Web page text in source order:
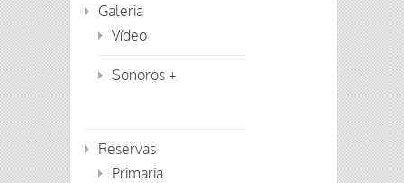
Galeria
Vídeo
Sonoros +
Reservas
Primaria